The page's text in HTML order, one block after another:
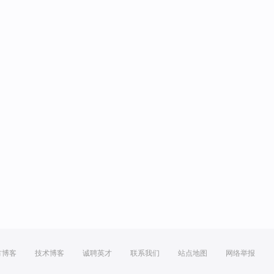
博客 技术博客 诚聘英才 联系我们 站点地图 网络举报